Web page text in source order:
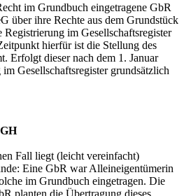
im Grundbuch eingetragene GbR
über ihre Rechte aus dem Grundstück
im Gesellschaftsregister
hierfür ist die Stellung des
Erfolgt dieser nach dem 1. Januar
Gesellschaftsregister grundsätzlich
Fall liegt (leicht vereinfacht)
Eine GbR war Alleineigentümerin
im Grundbuch eingetragen. Die
planten die Übertragung dieses